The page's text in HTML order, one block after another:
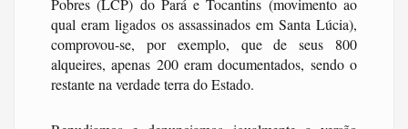
Pobres (LCP) do Pará e Tocantins (movimento ao
qual eram ligados os assassinados em Santa Lúcia),
comprovou-se, por exemplo, que de seus 800
alqueires, apenas 200 eram documentados, sendo o
restante na verdade terra do Estado.